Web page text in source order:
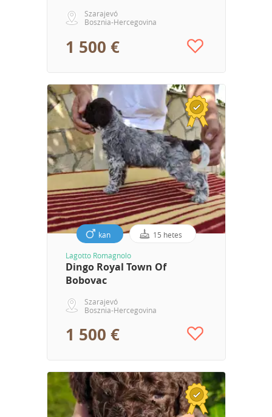
Szarajevó
Bosznia-Hercegovina
1 500 €
kan 15 hetes
Lagotto Romagnolo
Dingo Royal Town Of
Bobovac
Szarajevó
Bosznia-Hercegovina
1 500 €